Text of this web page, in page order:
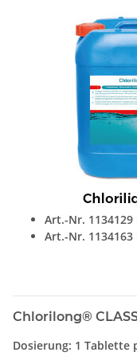
Art.-Nr. 1134129
Art.-Nr. 1134163
Chlorilong®
Dosierung: 1 Tablette